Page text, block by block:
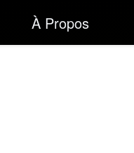
À Propos